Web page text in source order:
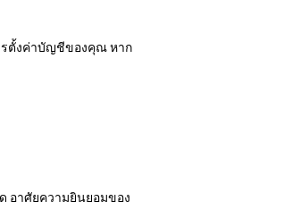
ตั้งค่าบัญชีของคุณ หาก
อาศัยความยินยอมของ